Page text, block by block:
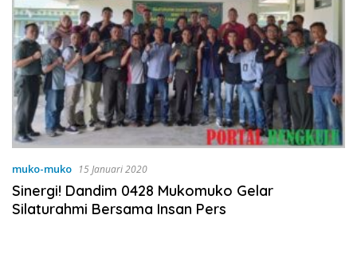
muko-muko 15 Januari 2020
Sinergi! Dandim 0428 Mukomuko Gelar
Silaturahmi Bersama Insan Pers